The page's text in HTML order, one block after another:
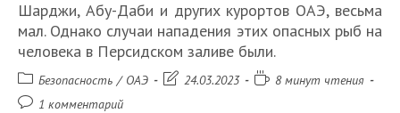
Шарджи, Абу-Даби и других курортов ОАЭ, весьма
мал. Однако случаи нападения этих опасных рыб на
человека в Персидском заливе были.
Рубрика
записи:
Безопасность / ОАЭ
Запись24.03.2023
Время8 минут чтения
Комментарии
1 комментарий